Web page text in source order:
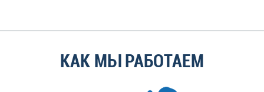
КАК МЫ РАБОТАЕМ